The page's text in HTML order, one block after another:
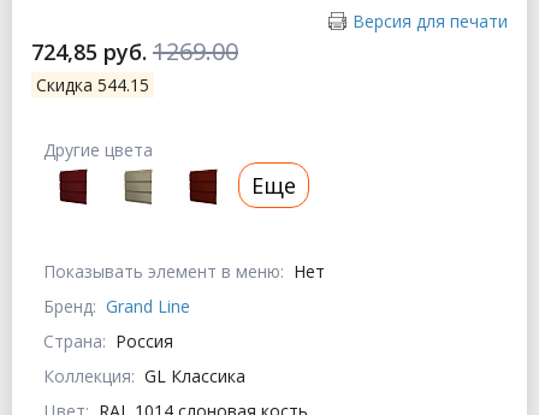
Версия для печати
724,85 руб. 1269.00
Скидка 544.15
Показывать элемент в меню: Нет
Бренд: Grand Line
Страна: Россия
Коллекция: GL Классика
Другие цвета
Еще